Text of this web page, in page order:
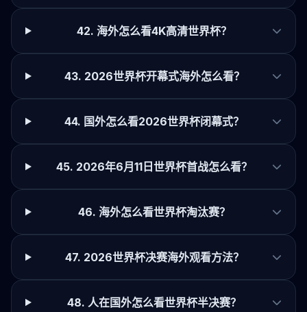
42. 海外怎么看4K高清世界杯？
43. 2026世界杯开幕式海外怎么看？
44. 国外怎么看2026世界杯闭幕式？
45. 2026年6月11日世界杯首战怎么看？
46. 海外怎么看世界杯淘汰赛？
47. 2026世界杯决赛海外观看方法？
48. 人在国外怎么看世界杯半决赛？